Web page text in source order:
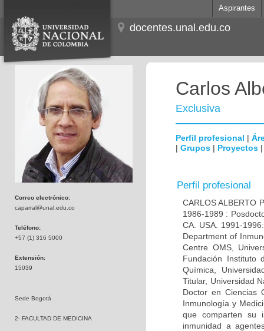
Aspirantes
docentes.unal.edu.co
Correo electrónico:
caparral@unal.edu.co
Teléfono:
+57 (1) 316 5000
Extensión:
15039
Sede Bogotá
2- FACULTAD DE MEDICINA
Carlos
Exclusiva
Perfil profesional |
| Grupos | Proyectos
Perfil profesional
CARLOS ALBERTO
1986-1989 :
CA. USA. 1991-
Department of
Centre OMS,
Fundación Instituto
Química,
Titular, Universidad
Doctor en Ciencias
Inmunología y
que comparten su
inmunidad a